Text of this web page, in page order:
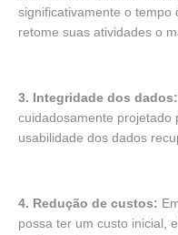
significativamente o tempo
retome suas atividades o
3. Integridade dos dados:
cuidadosamente projetado
usabilidade dos dados
4. Redução de custos:
possa ter um custo inicial,